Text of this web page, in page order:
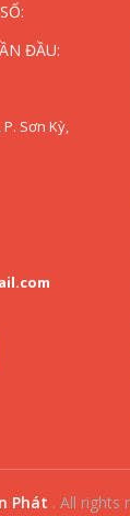
ĐẦU:
Sơn Kỳ,
Phát . All rights